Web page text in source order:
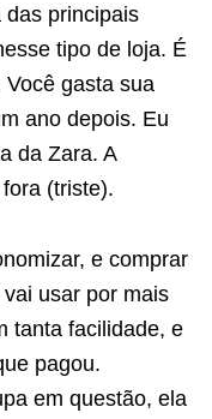
das principais
tipo de loja. É
gasta sua
ano depois. Eu
da Zara. A
(triste).
e comprar
usar por mais
tanta facilidade, e
pagou.
em questão, ela